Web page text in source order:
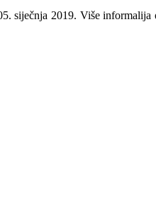
siječnja 2019. Više